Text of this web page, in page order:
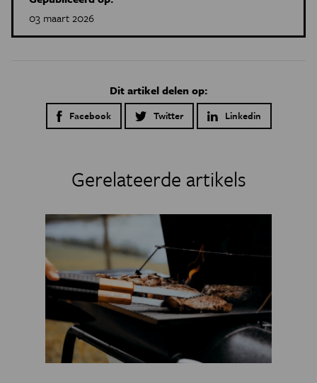
betraden bedelloida raderdiertjes en terrestrische
gastropoda het land en vulden ze een inmiddels goed
ontwikkeld ecosysteem aan, waarin bij de gewervelden
03 maart 2026
Dit artikel delen op:
Facebook Twitter Linkedin
Gerelateerde artikels